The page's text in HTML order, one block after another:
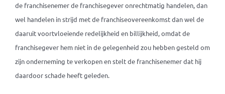
de franchisenemer de franchisegever onrechtmatig handelen, dan
wel handelen in strijd met de franchiseovereenkomst dan wel de
daaruit voortvloeiende redelijkheid en billijkheid, omdat de
franchisegever hem niet in de gelegenheid zou hebben gesteld om
zijn onderneming te verkopen en stelt de franchisenemer dat hij
daardoor schade heeft geleden.